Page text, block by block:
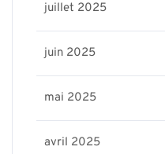
juillet 2025
juin 2025
mai 2025
avril 2025